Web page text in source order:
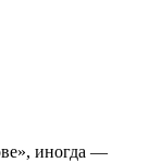
иногда —